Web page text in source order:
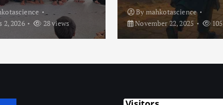
By mahkotascience
November 22, 2025
105 views
By